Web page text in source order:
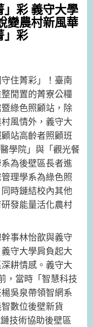
」彩 義守大學
變農村新風華
」彩
住菁彩」！臺南
閒置的菁寮公糧
綠色照顧站，除
風情外，義守大
站高齡者照顧班
學院」與「觀光餐
為後壁區長者進
理學系為綠色照
時鏈結校內其他
發能量活化農村
事林怡歆與義守
守大學肩負起大
耕情感。義守大
，當時「智慧科技
吳泉帶領智網系
數位後壁新貨
技術協助後壁區